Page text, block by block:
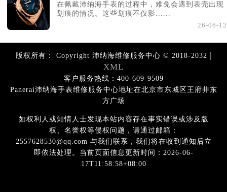
在佩戴沛纳海手表的过程中，难免会遇到表壳出现
划痕的情况。这些划痕不仅影......
26-06-12
版权所有： Copyright 沛纳海维修服务中心 © 2018-2032
XML
客户服务热线：400-609-9509
Panerai沛纳海手表维修服务中心地址在北京市东城区王府井东
方广场
如权利人或知情人士发现本站内容存在事实错误或涉及版
权、名誉权等侵权问题，请通过邮箱：
2557628530@qq.com 与我们联系，我们将在收到通知后立
即依法处理。当前页面信息更新时间：2026-06-
17T11:58:58+08:00